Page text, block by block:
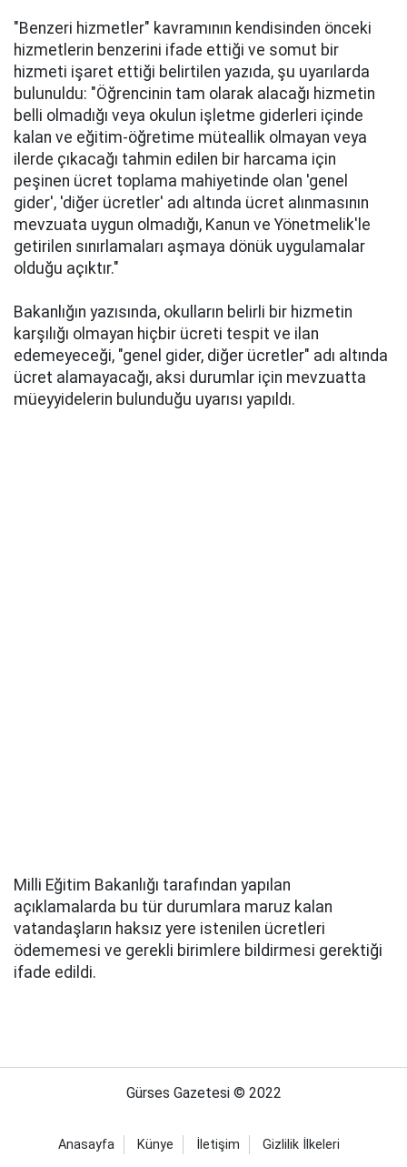
"Benzeri hizmetler" kavramının kendisinden önceki
hizmetlerin benzerini ifade ettiği ve somut bir
hizmeti işaret ettiği belirtilen yazıda, şu uyarılarda
bulunuldu: "Öğrencinin tam olarak alacağı hizmetin
belli olmadığı veya okulun işletme giderleri içinde
kalan ve eğitim-öğretime müteallik olmayan veya
ilerde çıkacağı tahmin edilen bir harcama için
peşinen ücret toplama mahiyetinde olan 'genel
gider', 'diğer ücretler' adı altında ücret alınmasının
mevzuata uygun olmadığı, Kanun ve Yönetmelik'le
getirilen sınırlamaları aşmaya dönük uygulamalar
olduğu açıktır."
Bakanlığın yazısında, okulların belirli bir hizmetin
karşılığı olmayan hiçbir ücreti tespit ve ilan
edemeyeceği, "genel gider, diğer ücretler" adı altında
ücret alamayacağı, aksi durumlar için mevzuatta
müeyyidelerin bulunduğu uyarısı yapıldı.
Milli Eğitim Bakanlığı tarafından yapılan
açıklamalarda bu tür durumlara maruz kalan
vatandaşların haksız yere istenilen ücretleri
ödememesi ve gerekli birimlere bildirmesi gerektiği
ifade edildi.
Gürses Gazetesi © 2022
Anasayfa Künye İletişim Gizlilik İlkeleri